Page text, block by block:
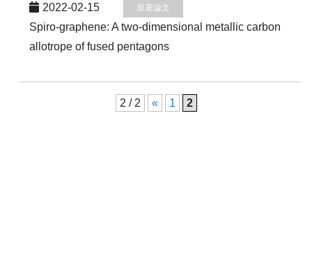
2022-02-15 原著論文
Spiro-graphene: A two-dimensional metallic carbon
allotrope of fused pentagons
2 / 2 « 1 2